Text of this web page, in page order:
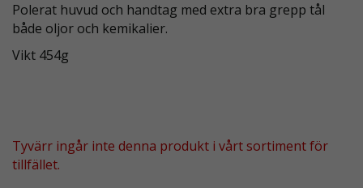
Polerat huvud och handtag med extra bra grepp tål
både oljor och kemikalier.
Vikt 454g
Tyvärr ingår inte denna produkt i vårt sortiment för
tillfället.